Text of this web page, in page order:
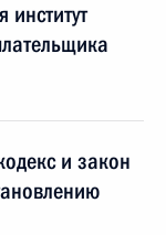
и закон